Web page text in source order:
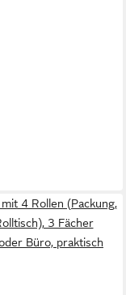
4 Rollen (Packung,
3 Fächer
Büro, praktisch